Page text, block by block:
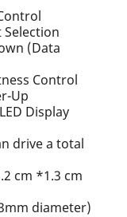
(Data
Control
Up
Display
drive a total
cm *1.3 cm
diameter)